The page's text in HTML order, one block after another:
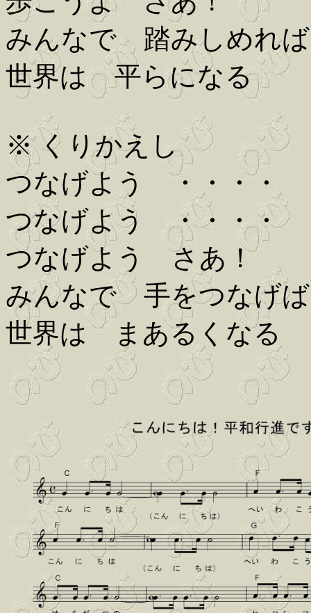
みんなで 踏みしめれば
世界は 平らになる
※ くりかえし
つなげよう ・・・・
つなげよう ・・・・
つなげよう さあ！
みんなで 手をつなげば
世界は まあるくなる